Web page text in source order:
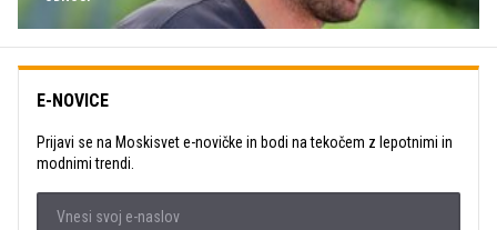
E-NOVICE
Prijavi se na Moskisvet e-novičke in bodi na tekočem z lepotnimi in
modnimi trendi.